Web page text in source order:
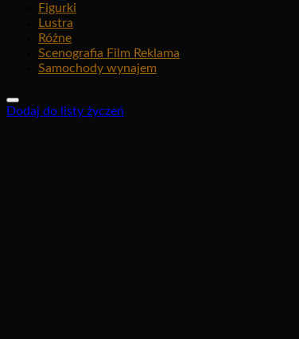
Figurki
Lustra
Różne
Scenografia Film Reklama
Samochody wynajem
Dodaj do listy życzeń